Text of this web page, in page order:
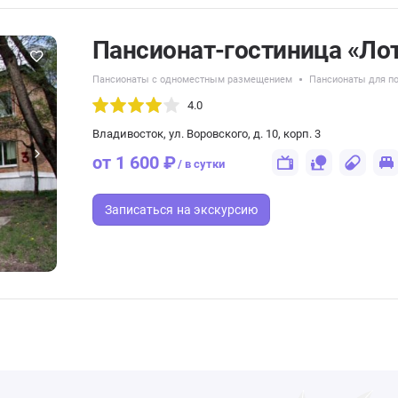
Пансионат-гостиница
Пансионаты с одноместным размещением Пансионаты для
4.0
Владивосток, ул. Воровского, д. 10, корп. 3
от 1 600 ₽/ в сутки
Записаться на экскурсию